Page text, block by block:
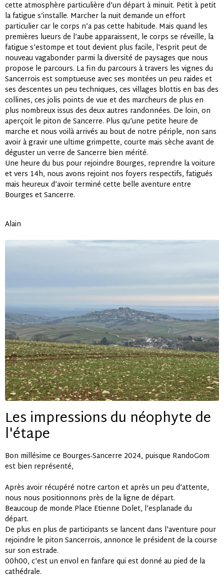
cette atmosphère particulière d’un départ à minuit. Petit à petit
la fatigue s’installe. Marcher la nuit demande un effort
particulier car le corps n’a pas cette habitude. Mais quand les
premières lueurs de l’aube apparaissent, le corps se réveille, la
fatigue s’estompe et tout devient plus facile, l’esprit peut de
nouveau vagabonder parmi la diversité de paysages que nous
propose le parcours. La fin du parcours à travers les vignes du
Sancerrois est somptueuse avec ses montées un peu raides et
ses descentes un peu techniques, ces villages blottis en bas des
collines, ces jolis points de vue et des marcheurs de plus en
plus nombreux issus des deux autres randonnées. De loin, on
aperçoit le piton de Sancerre. Plus qu’une petite heure de
marche et nous voilà arrivés au bout de notre périple, non sans
avoir à gravir une ultime grimpette, courte mais sèche avant de
déguster un verre de Sancerre bien mérité.
Une heure du bus pour rejoindre Bourges, reprendre la voiture
et vers 14h, nous avons rejoint nos foyers respectifs, fatigués
mais heureux d’avoir terminé cette belle aventure entre
Bourges et Sancerre.
Alain
Les impressions du néophyte de
l'étape
Bon millésime ce Bourges-Sancerre 2024, puisque RandoGom
est bien représenté,
Après avoir récupéré notre carton et après un peu d’attente,
nous nous positionnons près de la ligne de départ.
Beaucoup de monde Place Etienne Dolet, l’esplanade du
départ.
De plus en plus de participants se lancent dans l'aventure pour
rejoindre le piton Sancerrois, annonce le président de la course
sur son estrade.
00h00, c’est un envol en fanfare qui est donné au pied de la
cathédrale.